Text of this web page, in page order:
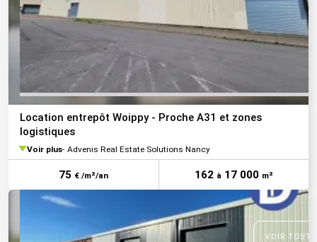
Location entrepôt Woippy - Proche A31 et zones
logistiques
Voir plus Advenis Real Estate Solutions Nancy
75 € /m²/an 162 à 17 000 m²
VOIR